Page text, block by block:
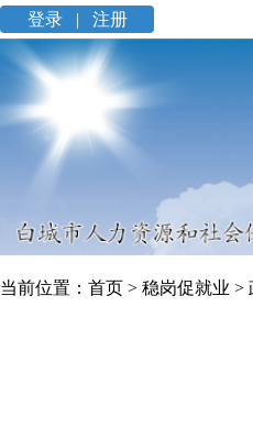
登录 | 注册
当前位置： 首页 > 稳岗促就业 >